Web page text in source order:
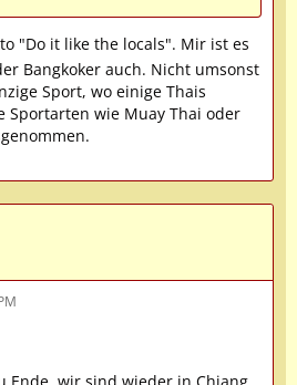
"Do it like the locals". Mir ist es
Bangkoker auch. Nicht umsonst
Sport, wo einige Thais
Sportarten wie Muay Thai oder